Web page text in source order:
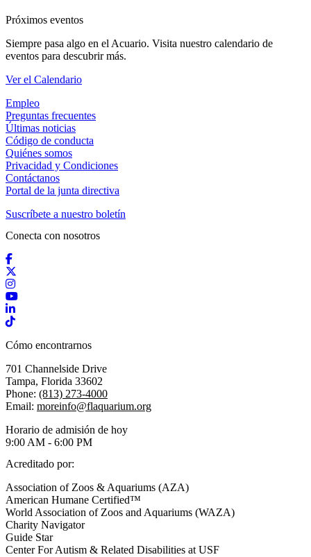
Próximos eventos
Siempre pasa algo en el Acuario. Visita nuestro calendario de
eventos para descubrir más.
Ver el Calendario
Empleo
Preguntas frecuentes
Últimas noticias
Código de conducta
Quiénes somos
Privacidad y Condiciones
Contáctanos
Portal de la junta directiva
Suscríbete a nuestro boletín
Conecta con nosotros
Facebook
Instagram
YouTube
LinkedIn
TikTok
Cómo encontrarnos
701 Channelside Drive
Tampa, Florida 33602
Phone: (813) 273-4000
Email: moreinfo@flaquarium.org
Horario de admisión de hoy
9:00 AM - 6:00 PM
Acreditado por:
Association of Zoos & Aquariums (AZA)
American Humane Certified™
World Association of Zoos and Aquariums (WAZA)
Charity Navigator
Guide Star
Center For Autism & Related Disabilities at USF